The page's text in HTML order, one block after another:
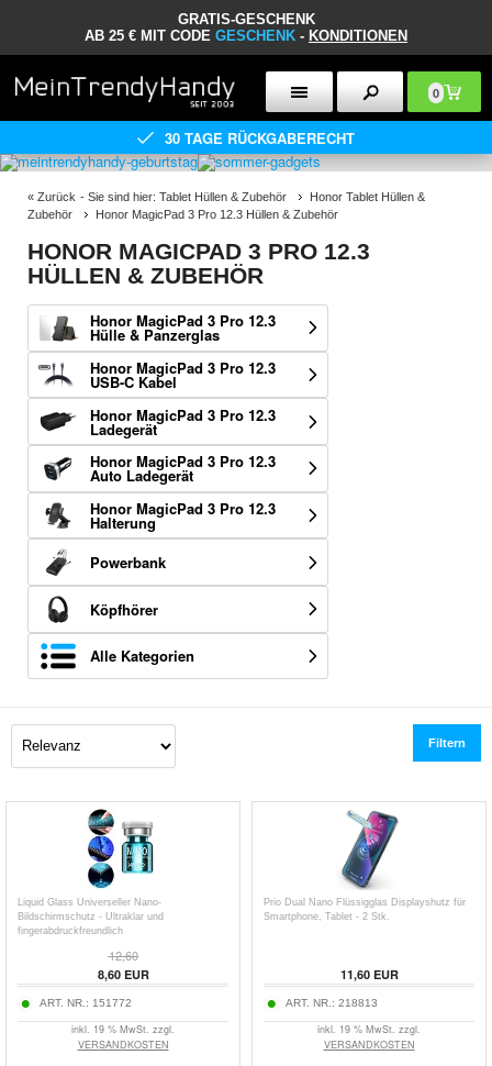
GRATIS-GESCHENK
AB 25 € MIT CODE GESCHENK - KONDITIONEN
0
30 TAGE RÜCKGABERECHT
« Zurück - Sie sind hier: Tablet Hüllen & Zubehör
Honor Tablet Hüllen &
Zubehör
Honor MagicPad 3 Pro 12.3 Hüllen & Zubehör
HONOR MAGICPAD 3 PRO 12.3
HÜLLEN & ZUBEHÖR
Honor MagicPad 3 Pro 12.3
Hülle & Panzerglas
Honor MagicPad 3 Pro 12.3
USB-C Kabel
Honor MagicPad 3 Pro 12.3
Ladegerät
Honor MagicPad 3 Pro 12.3
Auto Ladegerät
Honor MagicPad 3 Pro 12.3
Halterung
Powerbank
Köpfhörer
Alle Kategorien
Filtern
Liquid Glass Universeller Nano-
Bildschirmschutz - Ultraklar und
fingerabdruckfreundlich
12,60
8,60EUR
ART. NR.: 151772
inkl. 19 % MwSt. zzgl.
VERSANDKOSTEN
Prio Dual Nano Flüssigglas Displayshutz für
Smartphone, Tablet - 2 Stk.
11,60EUR
ART. NR.: 218813
inkl. 19 % MwSt. zzgl.
VERSANDKOSTEN